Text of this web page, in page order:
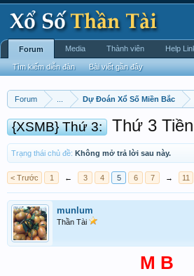
Forum Dự Đoán Xổ Số Miền Bắc
{XSMB} Thứ 3: Thứ 3
Trạng thái chủ đề: Không mở trả lời sau này.
< Trước 1 ← 3 4 5 6 7 → 11
munlum
Thần Tài
M B
Forum
Tìm kiếm diễn đàn Bài viết gần đây
Media Thành viên Help